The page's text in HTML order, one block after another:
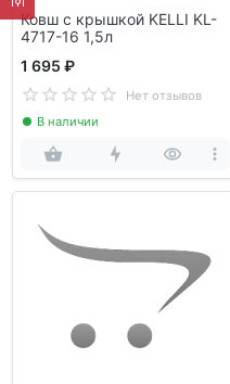
Ковш с крышкой KELLI KL-
4717-16 1,5л
1 695 ₽
Нет отзывов
В наличии